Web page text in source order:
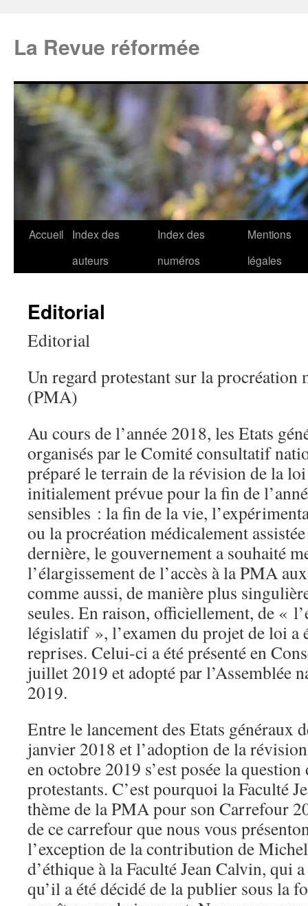
La Revue réformée
Accueil
Index des
auteurs
Index des
numéros
Mentions
légales
Editorial
Editorial
Un regard protestant sur la procréation
(PMA)
Au cours de l’année 2018, les Etats
organisés par le Comité consultatif
préparé le terrain de la révision de la
initialement prévue pour la fin de
sensibles : la fin de la vie,
ou la procréation médicalement
dernière, le gouvernement a souhaité
l’élargissement de l’accès à la PMA
comme aussi, de manière plus
seules. En raison, officiellement, de «
législatif », l’examen du projet de loi a
reprises. Celui-ci a été présenté en
juillet 2019 et adopté par l’Assemblée
2019.
Entre le lancement des Etats généraux
janvier 2018 et l’adoption de la
en octobre 2019 s’est posée la
protestants. C’est pourquoi la Faculté
thème de la PMA pour son Carrefour
de ce carrefour que nous vous
l’exception de la contribution de
d’éthique à la Faculté Jean Calvin, qui
qu’il a été décidé de la publier sous la